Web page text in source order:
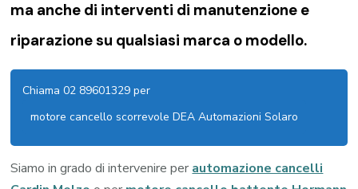
ma anche di interventi di manutenzione e
riparazione su qualsiasi marca o modello.
Chiama 02 89601329 per
motore cancello scorrevole DEA Automazioni Solaro
Siamo in grado di intervenire per automazione cancelli